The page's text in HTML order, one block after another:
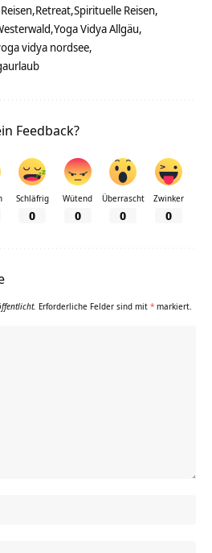
Reisen Retreat Spirituelle Reisen
Yoga Vidya Allgäu
vidya nordsee
Feedback?
Schläfrig
0
Wütend
0
Überrascht
0
Zwinker
0
Erforderliche Felder sind mit * markiert.